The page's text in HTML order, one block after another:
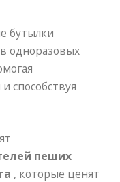
бутылки
одноразовых
способствуя
пеших
, которые ценят